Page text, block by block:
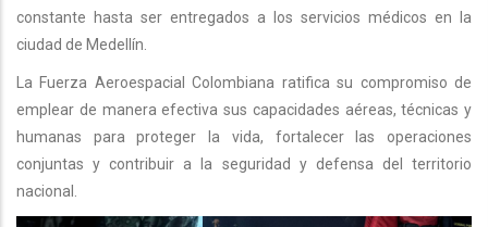
constante hasta ser entregados a los servicios médicos en la
ciudad de Medellín.
La Fuerza Aeroespacial Colombiana ratifica su compromiso de
emplear de manera efectiva sus capacidades aéreas, técnicas y
humanas para proteger la vida, fortalecer las operaciones
conjuntas y contribuir a la seguridad y defensa del territorio
nacional.